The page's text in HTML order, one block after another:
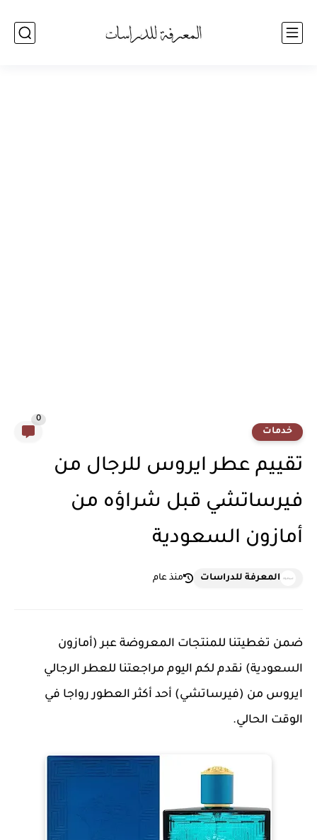
خدمات
0
تقييم عطر ايروس للرجال من
فيرساتشي قبل شراؤه من
أمازون السعودية
المعرفة للدراسات منذ عام
ضمن تغطيتنا للمنتجات المعروضة عبر (أمازون
السعودية) نقدم لكم اليوم مراجعتنا للعطر الرجالي
ايروس من (فيرساتشي) أحد أكثر العطور رواجا في
الوقت الحالي.